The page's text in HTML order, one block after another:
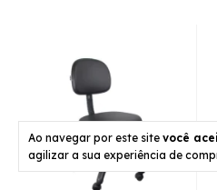
Ao navegar por este site você
agilizar a sua experiência de